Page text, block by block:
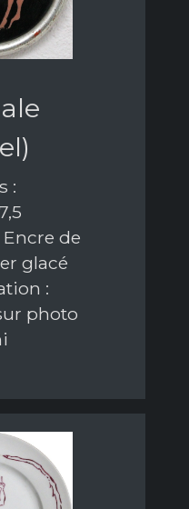
:
de
glacé
:
photo